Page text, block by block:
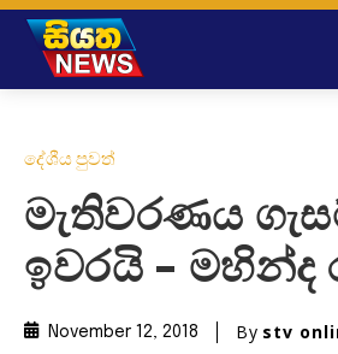
දේශීය පුවත්
මැතිවරණය
ඉවරයි – මහින්ද
November 12, 2018 By stv